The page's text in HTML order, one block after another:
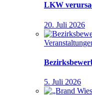
LKW
20. Juli 2026
5. Juli 2026